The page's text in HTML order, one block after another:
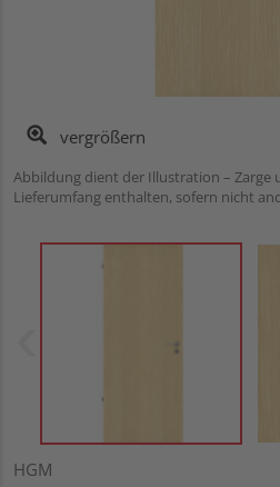
vergrößern
Abbildung dient der Illustration – Zarge
Lieferumfang enthalten, sofern nicht
HGM